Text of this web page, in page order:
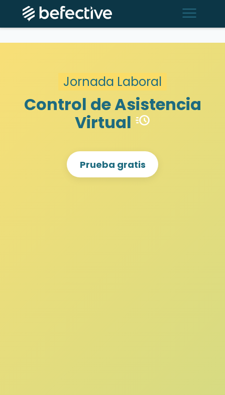
menu
Jornada Laboral
Control de Asistencia
Virtual acute
Prueba gratis